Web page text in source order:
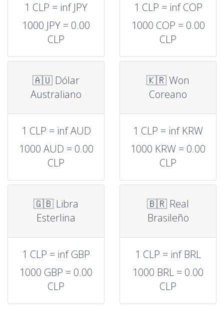
1 CLP = inf JPY
1000 JPY = 0.00
CLP
1 CLP = inf COP
1000 COP = 0.00
CLP
🇦🇺 Dólar
Australiano
1 CLP = inf AUD
1000 AUD = 0.00
CLP
🇰🇷 Won
Coreano
1 CLP = inf KRW
1000 KRW = 0.00
CLP
🇬🇧 Libra
Esterlina
1 CLP = inf GBP
1000 GBP = 0.00
CLP
🇧🇷 Real
Brasileño
1 CLP = inf BRL
1000 BRL = 0.00
CLP